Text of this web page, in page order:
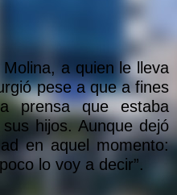
a quien le lleva
pese a que a fines
prensa que estaba
hijos. Aunque dejó
en aquel momento:
lo voy a decir”.